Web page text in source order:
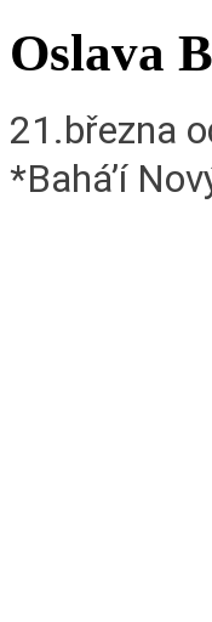
Oslava
21.března
*Bahá’í